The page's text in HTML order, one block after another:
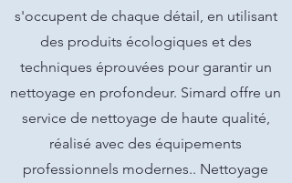
s'occupent de chaque détail, en utilisant
des produits écologiques et des
techniques éprouvées pour garantir un
nettoyage en profondeur. Simard offre un
service de nettoyage de haute qualité,
réalisé avec des équipements
professionnels modernes.. Nettoyage